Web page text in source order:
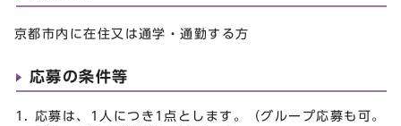
京都市内に在住又は通学・通勤する方
応募の条件等
応募は、1人につき1点とします。（グループ応募も可。